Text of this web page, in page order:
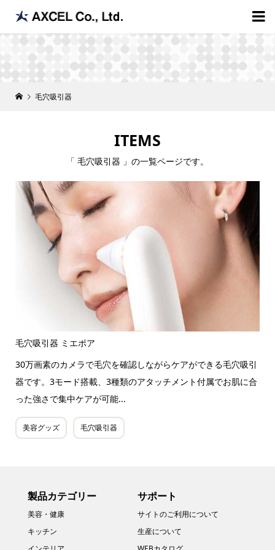

毛穴吸引器
ITEMS
「 毛穴吸引器 」の一覧ページです。
毛穴吸引器 ミエポア
30万画素のカメラで毛穴を確認しながらケアができる毛穴吸引
器です。3モード搭載、3種類のアタッチメント付属でお肌に合
った強さで集中ケアが可能...
美容グッズ 毛穴吸引器
製品カテゴリー
美容・健康
キッチン
サポート
サイトのご利用について
生産について